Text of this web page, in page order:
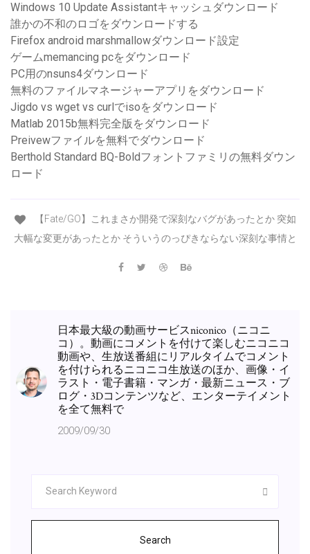
Windows 10 Update Assistantキャッシュダウンロード
誰かの不和のロゴをダウンロードする
Firefox android marshmallowダウンロード設定
ゲームmemancing pcをダウンロード
PC用のnsuns4ダウンロード
無料のファイルマネージャーアプリをダウンロード
Jigdo vs wget vs curlでisoをダウンロード
Matlab 2015b無料完全版をダウンロード
Preivewファイルを無料でダウンロード
Berthold Standard BQ-Boldフォントファミリの無料ダウン
ロード
【Fate/GO】これまさか開発で深刻なバグがあったとか 突如
大幅な変更があったとか そういうのっぴきならない深刻な事情と
日本最大級の動画サービスniconico（ニコニ
コ）。動画にコメントを付けて楽しむニコニコ
動画や、生放送番組にリアルタイムでコメント
を付けられるニコニコ生放送のほか、画像・イ
ラスト・電子書籍・マンガ・最新ニュース・ブ
ログ・3Dコンテンツなど、エンターテイメント
を全て無料で
2009/09/30
Search